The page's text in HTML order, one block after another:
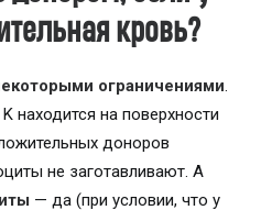
кровь?
ограничениями.
находится на поверхности
доноров
не заготавливают. А
— да (при условии, что у